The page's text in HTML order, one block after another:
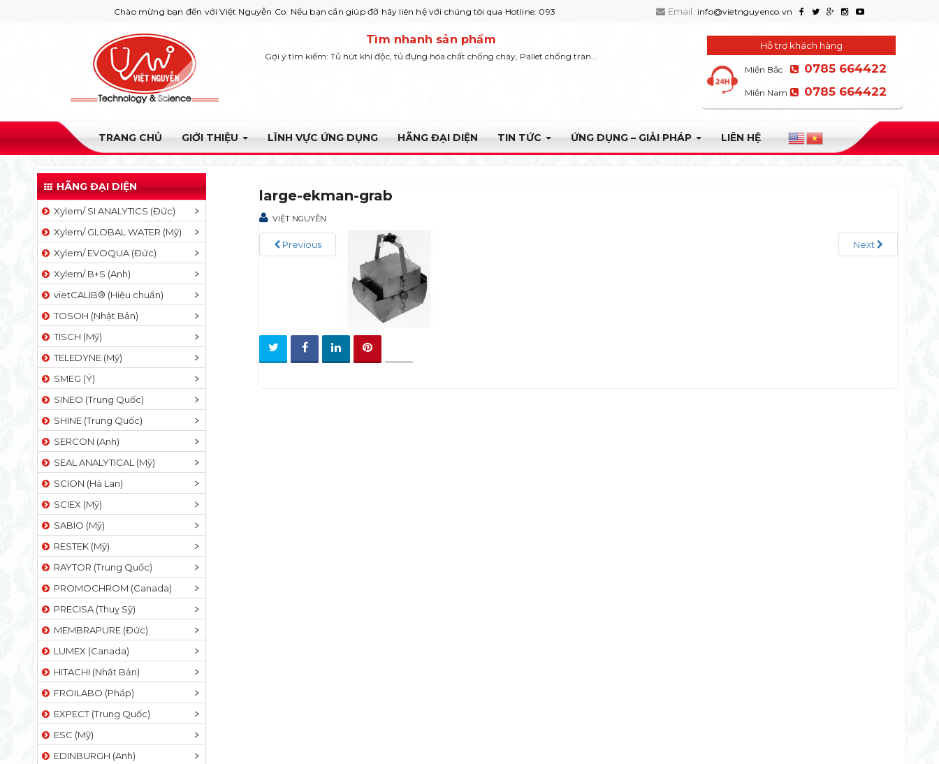
Chào mừng bạn đến với Việt Nguyễn Co. Nếu bạn cần giúp đỡ hãy liên hệ với chúng tôi qua Hotline: 0932 664422 Email: info@vietnguyenco.vn
Tìm nhanh sản phẩm
Gợi ý tìm kiếm: Tủ hút khí độc, tủ đựng hóa chất chống cháy, Pallet chống tràn...
Hỗ trợ khách hàng
Miền Bắc 0785 664422
Miền Nam 0785 664422
TRANG CHỦ GIỚI THIỆU LĨNH VỰC ỨNG DỤNG HÃNG ĐẠI DIỆN TIN TỨC ỨNG DỤNG – GIẢI PHÁP LIÊN HỆ
large-ekman-grab
VIỆT NGUYỄN
Previous Next
HÃNG ĐẠI DIỆN
Xylem/ SI ANALYTICS (Đức)
Xylem/ GLOBAL WATER (Mỹ)
Xylem/ EVOQUA (Đức)
Xylem/ B+S (Anh)
vietCALIB® (Hiệu chuẩn)
TOSOH (Nhật Bản)
TISCH (Mỹ)
TELEDYNE (Mỹ)
SMEG (Ý)
SINEO (Trung Quốc)
SHINE (Trung Quốc)
SERCON (Anh)
SEAL ANALYTICAL (Mỹ)
SCION (Hà Lan)
SCIEX (Mỹ)
SABIO (Mỹ)
RESTEK (Mỹ)
RAYTOR (Trung Quốc)
PROMOCHROM (Canada)
PRECISA (Thuỵ Sỹ)
MEMBRAPURE (Đức)
LUMEX (Canada)
HITACHI (Nhật Bản)
FROILABO (Pháp)
EXPECT (Trung Quốc)
ESC (Mỹ)
EDINBURGH (Anh)